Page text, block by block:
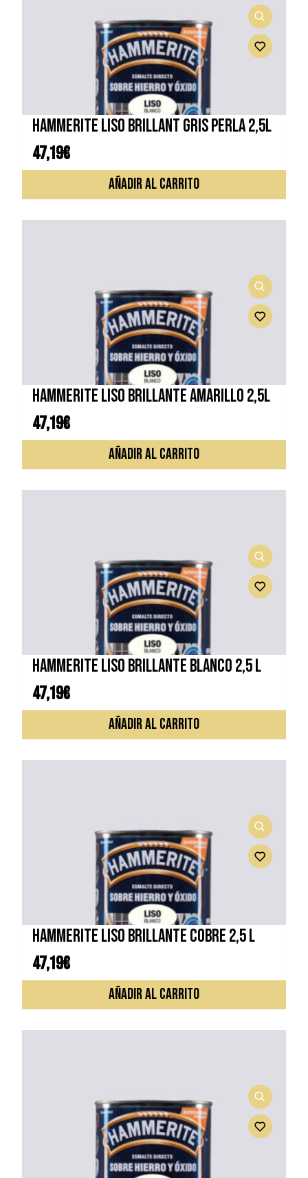
HAMMERITE LISO BRILLANT GRIS PERLA 2,5L
47,19€
AÑADIR AL CARRITO
HAMMERITE LISO BRILLANTE AMARILLO 2,5L
47,19€
AÑADIR AL CARRITO
HAMMERITE LISO BRILLANTE BLANCO 2,5 L
47,19€
AÑADIR AL CARRITO
HAMMERITE LISO BRILLANTE COBRE 2,5 L
47,19€
AÑADIR AL CARRITO